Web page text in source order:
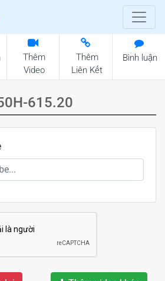
Thêm
Video
Thêm
Liên Kết
Bình luận
615.20